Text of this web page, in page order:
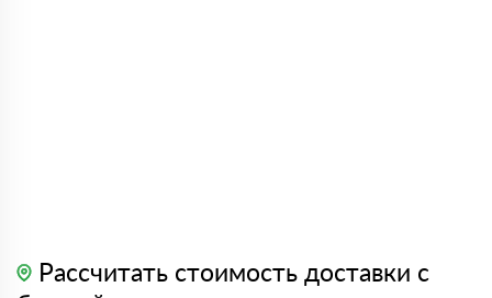
Рассчитать стоимость доставки с